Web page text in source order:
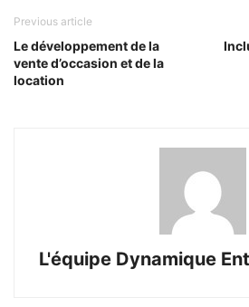
Previous article
Le développement de la
vente d’occasion et de la
location
L'équipe Dynamique